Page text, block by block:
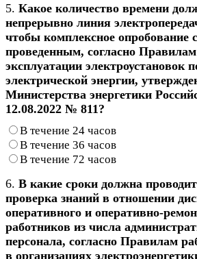
5. Какое количество времени
непрерывно линия
чтобы комплексное опробование
проведенным, согласно
эксплуатации электроустановок
электрической энергии,
Министерства энергетики
12.08.2022 № 811?
В течение 24 часов
В течение 36 часов
В течение 72 часов
6. В какие сроки должна
проверка знаний в отношении
оперативного и оперативно-
работников из числа
персонала, согласно Правилам
в организациях